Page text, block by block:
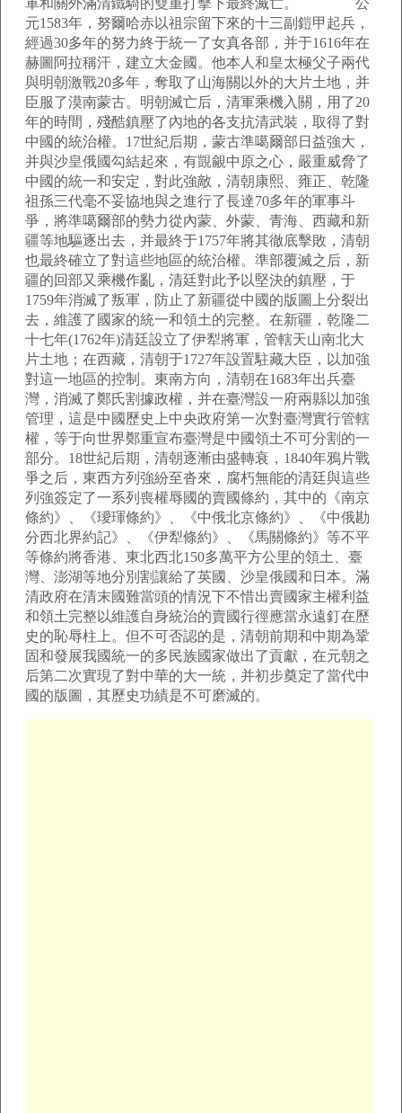
軍和關外滿清鐵騎的雙重打擊下最終滅亡。 公
元1583年，努爾哈赤以祖宗留下來的十三副鎧甲起兵，
經過30多年的努力終于統一了女真各部，并于1616年在
赫圖阿拉稱汗，建立大金國。他本人和皇太極父子兩代
與明朝激戰20多年，奪取了山海關以外的大片土地，并
臣服了漠南蒙古。明朝滅亡后，清軍乘機入關，用了20
年的時間，殘酷鎮壓了內地的各支抗清武裝，取得了對
中國的統治權。17世紀后期，蒙古準噶爾部日益強大，
并與沙皇俄國勾結起來，有覬覦中原之心，嚴重威脅了
中國的統一和安定，對此強敵，清朝康熙、雍正、乾隆
祖孫三代毫不妥協地與之進行了長達70多年的軍事斗
爭，將準噶爾部的勢力從內蒙、外蒙、青海、西藏和新
疆等地驅逐出去，并最終于1757年將其徹底擊敗，清朝
也最終確立了對這些地區的統治權。準部覆滅之后，新
疆的回部又乘機作亂，清廷對此予以堅決的鎮壓，于
1759年消滅了叛軍，防止了新疆從中國的版圖上分裂出
去，維護了國家的統一和領土的完整。在新疆，乾隆二
十七年(1762年)清廷設立了伊犁將軍，管轄天山南北大
片土地；在西藏，清朝于1727年設置駐藏大臣，以加強
對這一地區的控制。東南方向，清朝在1683年出兵臺
灣，消滅了鄭氏割據政權，并在臺灣設一府兩縣以加強
管理，這是中國歷史上中央政府第一次對臺灣實行管轄
權，等于向世界鄭重宣布臺灣是中國領土不可分割的一
部分。18世紀后期，清朝逐漸由盛轉衰，1840年鴉片戰
爭之后，東西方列強紛至沓來，腐朽無能的清廷與這些
列強簽定了一系列喪權辱國的賣國條約，其中的《南京
條約》、《璦琿條約》、《中俄北京條約》、《中俄勘
分西北界約記》、《伊犁條約》、《馬關條約》等不平
等條約將香港、東北西北150多萬平方公里的領土、臺
灣、澎湖等地分別割讓給了英國、沙皇俄國和日本。滿
清政府在清末國難當頭的情況下不惜出賣國家主權利益
和領土完整以維護自身統治的賣國行徑應當永遠釘在歷
史的恥辱柱上。但不可否認的是，清朝前期和中期為鞏
固和發展我國統一的多民族國家做出了貢獻，在元朝之
后第二次實現了對中華的大一統，并初步奠定了當代中
國的版圖，其歷史功績是不可磨滅的。